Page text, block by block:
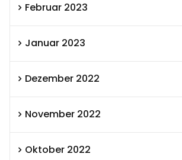
Februar 2023
Januar 2023
Dezember 2022
November 2022
Oktober 2022